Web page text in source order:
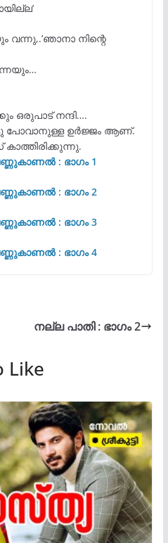
വന്നു,.’ഞാനാ നിന്റെ
ഒരുപാട് നന്ദി….
പോവാനുള്ള ഉർജ്ജം ആണ്.
: ഭാഗം 1
: ഭാഗം 2
: ഭാഗം 3
: ഭാഗം 4
നല്ല‍ പാതി : ഭാഗം 2
Like